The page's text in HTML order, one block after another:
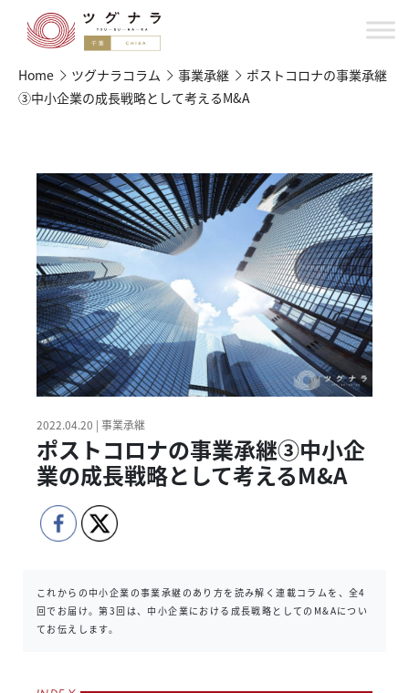
Home ツグナラコラム 事業承継
ポストコロナの事業承継
③中小企業の成長戦略として考えるM&A
2022.04.20 | 事業承継
ポストコロナの事業承継③中小企
業の成長戦略として考えるM&A
これからの中小企業の事業承継のあり方を読み解く連載コラムを、全4
回でお届け。第3回は、中小企業における成長戦略としてのM&Aについ
てお伝えします。